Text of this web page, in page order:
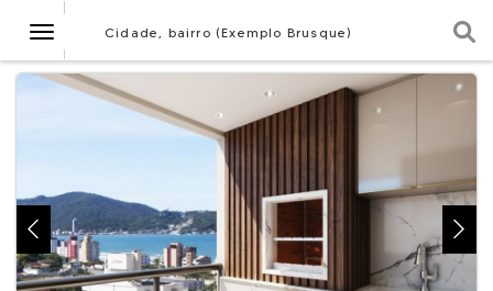
NavegaçãoCidade, bairro (Exemplo Brusque)